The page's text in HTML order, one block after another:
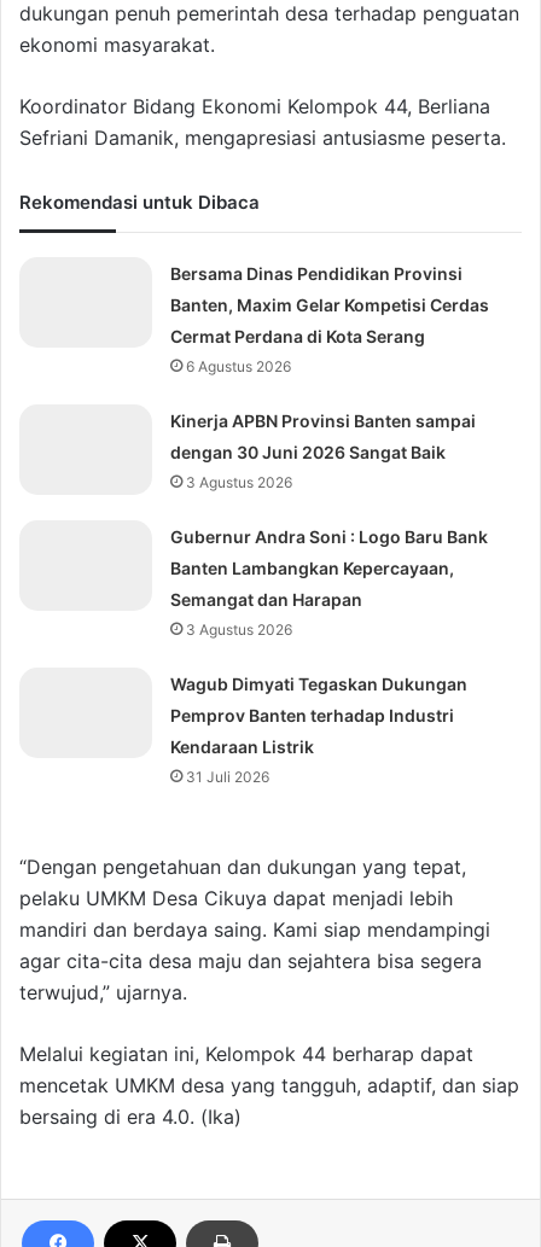
dukungan penuh pemerintah desa terhadap penguatan
ekonomi masyarakat.
Koordinator Bidang Ekonomi Kelompok 44, Berliana
Sefriani Damanik, mengapresiasi antusiasme peserta.
Rekomendasi untuk Dibaca
Bersama Dinas Pendidikan Provinsi
Banten, Maxim Gelar Kompetisi Cerdas
Cermat Perdana di Kota Serang
6 Agustus 2026
Kinerja APBN Provinsi Banten sampai
dengan 30 Juni 2026 Sangat Baik
3 Agustus 2026
Gubernur Andra Soni : Logo Baru Bank
Banten Lambangkan Kepercayaan,
Semangat dan Harapan
3 Agustus 2026
Wagub Dimyati Tegaskan Dukungan
Pemprov Banten terhadap Industri
Kendaraan Listrik
31 Juli 2026
“Dengan pengetahuan dan dukungan yang tepat,
pelaku UMKM Desa Cikuya dapat menjadi lebih
mandiri dan berdaya saing. Kami siap mendampingi
agar cita-cita desa maju dan sejahtera bisa segera
terwujud,” ujarnya.
Melalui kegiatan ini, Kelompok 44 berharap dapat
mencetak UMKM desa yang tangguh, adaptif, dan siap
bersaing di era 4.0. (Ika)